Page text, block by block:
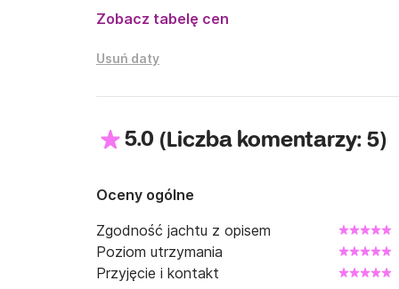
Zobacz tabelę cen
Usuń daty
5.0 (Liczba komentarzy: 5)
Oceny ogólne
Zgodność jachtu z opisem
Poziom utrzymania
Przyjęcie i kontakt